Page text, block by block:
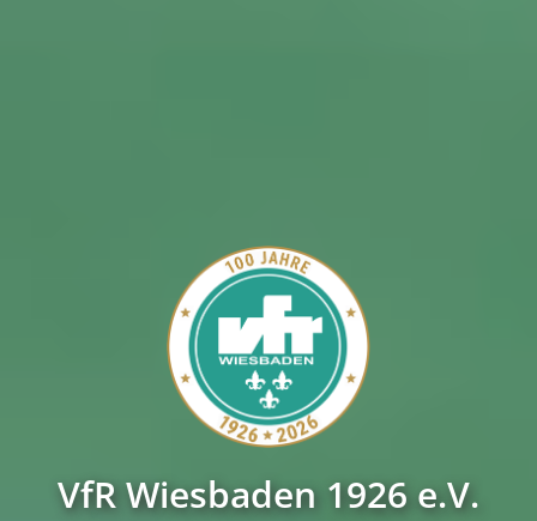
VfR Wiesbaden 1926 e.V.